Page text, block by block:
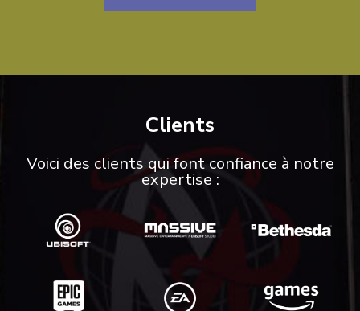
Clients
Voici des clients qui font confiance à notre
expertise :